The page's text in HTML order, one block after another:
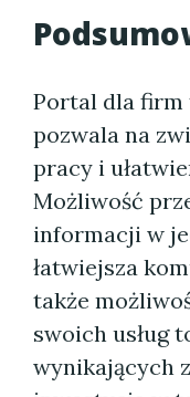
Portal dla firm
pozwala na
pracy i
Możliwość
informacji w
łatwiejsza
także
swoich usług
wynikających